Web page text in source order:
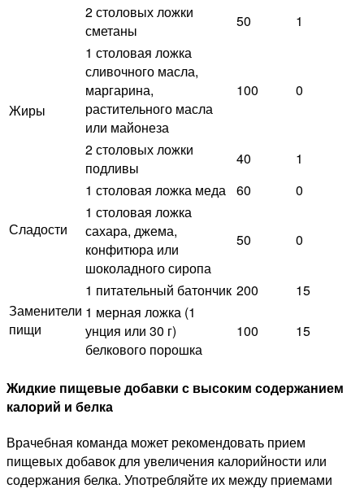
2 столовых ложки
сметаны
50 1
Жиры
1 столовая ложка
сливочного масла,
маргарина,
растительного масла
или майонеза
100 0
2 столовых ложки
подливы
40 1
Сладости
1 столовая ложка меда 60
0
1 столовая ложка
сахара, джема,
конфитюра или
шоколадного сиропа
50 0
Заменители
пищи
1 питательный батончик 200
15
1 мерная ложка (1
унция или 30 г)
белкового порошка
100 15
Жидкие пищевые добавки с высоким содержанием
калорий и белка
Врачебная команда может рекомендовать прием
пищевых добавок для увеличения калорийности или
содержания белка. Употребляйте их между приемами